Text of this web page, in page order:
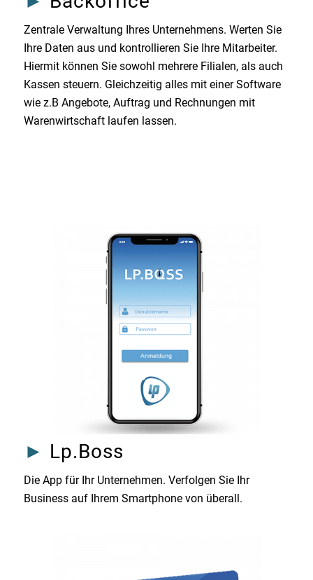
Zentrale Verwaltung Ihres Unternehmens. Werten Sie
Ihre Daten aus und kontrollieren Sie Ihre Mitarbeiter.
Hiermit können Sie sowohl mehrere Filialen, als auch
Kassen steuern. Gleichzeitig alles mit einer Software
wie z.B Angebote, Auftrag und Rechnungen mit
Warenwirtschaft laufen lassen.
► Lp.Boss
Die App für Ihr Unternehmen. Verfolgen Sie Ihr
Business auf Ihrem Smartphone von überall.